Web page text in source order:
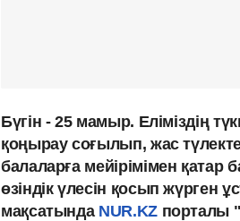
Бүгін - 25 мамыр. Еліміздің
қоңырау соғылып, жас
балаларға мейірімімен
өзіндік үлесін қосып жүрген
мақсатында NUR.KZпорталы